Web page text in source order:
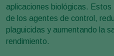
aplicaciones biológicas.
de los agentes de control,
plaguicidas y aumentando la
rendimiento.